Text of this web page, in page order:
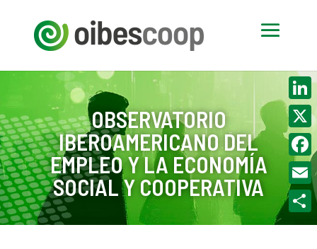
OBSERVATORIO
IBEROAMERICANO DEL
EMPLEO Y LA ECONOMÍA
SOCIAL Y COOPERATIVA
X
Email